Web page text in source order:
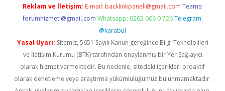
Reklam ve İletişim: E-mail: backlinkpaneli@gmail.com Teams:
forumhizmeti@gmail.com Whatsapp: 0262 606 0 726 Telegram:
@karabul
Yasal Uyarı: Sitemiz, 5651 Sayılı Kanun gereğince Bilgi Teknolojileri
ve İletişim Kurumu (BTK) tarafından onaylanmış bir Yer Sağlayıcı
olarak hizmet vermektedir. Bu nedenle, sitedeki içerikleri proaktif
olarak denetleme veya araştırma yükümlülüğümüz bulunmamaktadır.